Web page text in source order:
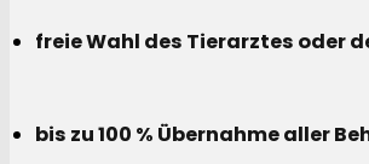
freie Wahl des Tierarztes oder
bis zu 100 % Übernahme aller